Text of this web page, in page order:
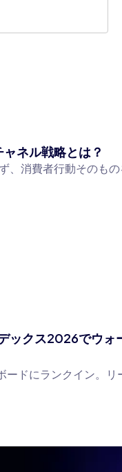
ネル戦略とは？
、消費者行動そのも
ックス2026でウォ
ドにランクイン。